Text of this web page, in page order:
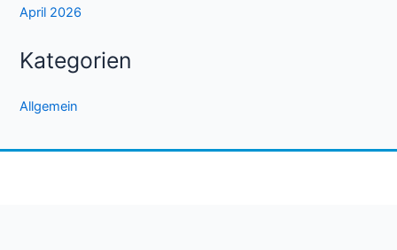
April 2026
Kategorien
Allgemein